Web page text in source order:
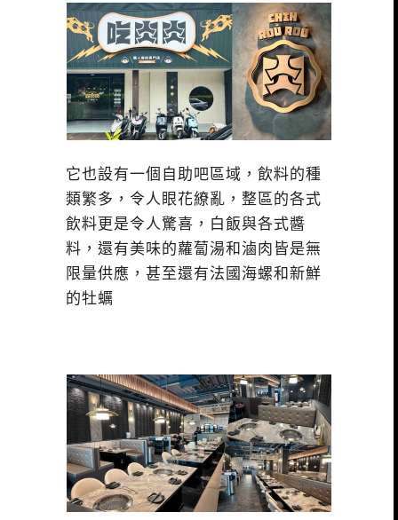
它也設有一個自助吧區域，飲料的種
類繁多，令人眼花繚亂，整區的各式
飲料更是令人驚喜，白飯與各式醬
料，還有美味的蘿蔔湯和滷肉皆是無
限量供應，甚至還有法國海螺和新鮮
的牡蠣